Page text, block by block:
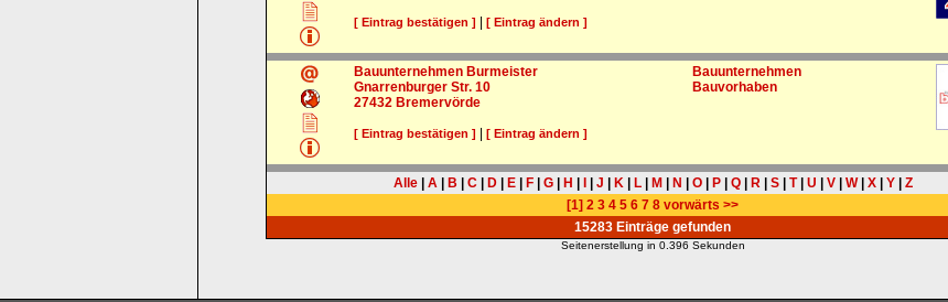
[ Eintrag bestätigen ] [ Eintrag ändern ]
Bauunternehmen Burmeister
Gnarrenburger Str. 10
27432 Bremervörde
[ Eintrag bestätigen ] [ Eintrag ändern ]
Bauunternehmen
Bauvorhaben
Alle| A| B C| D| E| F| G| H J K| L| M N O| P| Q| R| S| T| U V| W| X| Y| Z
[1] 2 3 4 5 6 7 8 vorwärts >>
15283 Einträge gefunden
Seitenerstellung in 0.396 Sekunden